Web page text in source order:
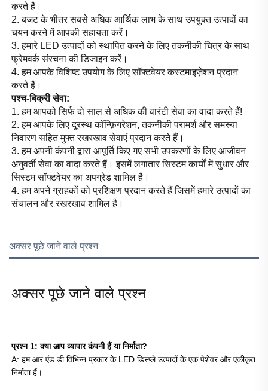
करते हैं।
2. बजट के भीतर सबसे अधिक आर्थिक लाभ के साथ उपयुक्त उत्पादों का
चयन करने में आपकी सहायता करें।
3. हमारे LED उत्पादों को स्थापित करने के लिए तकनीकी चित्र के साथ
फ्रेमवर्क संरचना की डिजाइन करें।
4. हम आपके विशिष्ट उपयोग के लिए सॉफ्टवेयर कस्टमाइज़ेशन प्रदान
करते हैं।
पश्च-बिक्री सेवा:
1. हम आपको सिर्फ दो साल से अधिक की वारंटी सेवा का वादा करते हैं!
2. हम आपके लिए दूरस्थ कॉन्फ़िगरेशन, तकनीकी परामर्श और समस्या
निवारण सहित मुफ्त रखरखाव सेवाएं प्रदान करते हैं।
3. हम अपनी कंपनी द्वारा आपूर्ति किए गए सभी उपकरणों के लिए आजीवन
अनुवर्ती सेवा का वादा करते हैं। इसमें लगातार सिस्टम कार्यों में सुधार और
सिस्टम सॉफ्टवेयर का अपग्रेड शामिल है।
4. हम अपने ग्राहकों को प्रशिक्षण प्रदान करते हैं जिसमें हमारे उत्पादों का
संचालन और रखरखाव शामिल है।
अक्सर पूछे जाने वाले प्रश्न
अक्सर पूछे जाने वाले प्रश्न
प्रश्न 1: क्या आप व्यापार कंपनी हैं या निर्माता?
A: हम आर एंड डी विभिन्न प्रकार के LED डिस्प्ले उत्पादों के एक पेशेवर और एकीकृत
निर्माता हैं।